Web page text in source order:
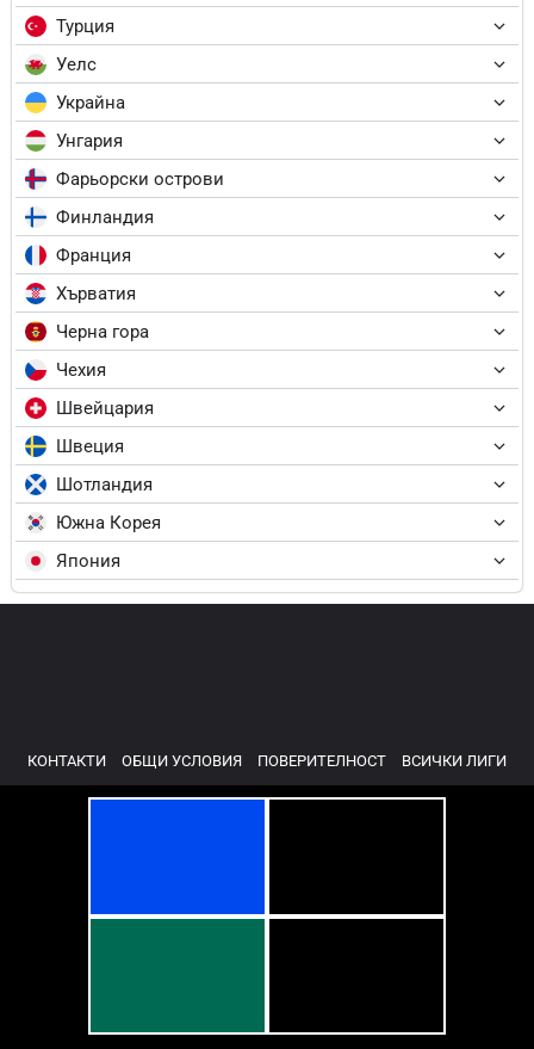
Турция
Уелс
Украйна
Унгария
Фарьорски острови
Финландия
Франция
Хърватия
Черна гора
Чехия
Швейцария
Швеция
Шотландия
Южна Корея
Япония
КОНТАКТИ ОБЩИ УСЛОВИЯ ПОВЕРИТЕЛНОСТ ВСИЧКИ ЛИГИ